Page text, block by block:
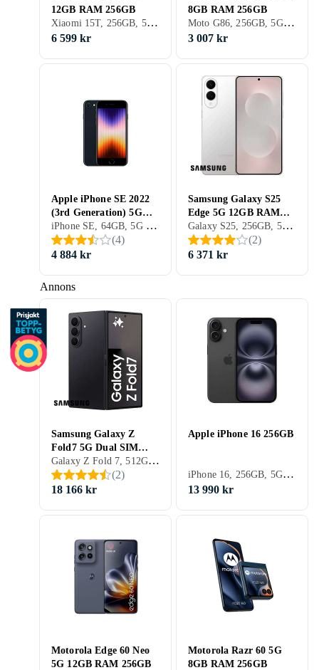
Annons
12GB RAM 256GB
Xiaomi 15T, 256GB, 5G (NR), 6.83 tum, 12GB, 2025
6 599 kr
8GB RAM 256GB
Moto G86, 256GB, 5G (NR), 6.67 tum, 8GB, 2025
3 007 kr
Apple iPhone SE 2022
(3rd Generation) 5G
4GB RAM 64GB
iPhone SE, 64GB, 5G (NR), 4.7 tum, 4GB, 2020
(4)
4 884 kr
Samsung Galaxy S25
Edge 5G 12GB RAM
256GB
Galaxy S25, 256GB, 5G (NR), 6.7 tum, 12GB, 2025
(2)
6 371 kr
Samsung Galaxy Z
Fold7 5G Dual SIM
12GB RAM 512GB
Galaxy Z Fold 7, 512GB, 5G (NR), 8 tum, 12GB, 2025
(2)
18 166 kr
Apple iPhone 16 256GB
iPhone 16, 256GB, 5G (NR), 6.1 tum, 8GB, 2024
13 990 kr
Motorola Edge 60 Neo
5G 12GB RAM 256GB
Motorola Razr 60 5G
8GB RAM 256GB